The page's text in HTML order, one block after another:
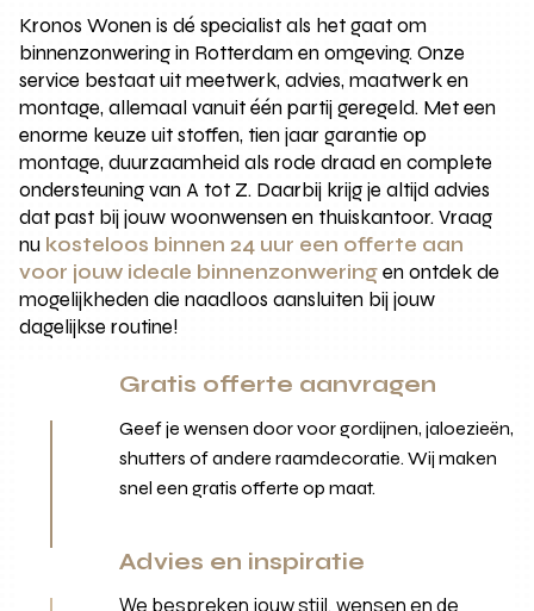
Kronos Wonen is dé specialist als het gaat om
binnenzonwering in Rotterdam en omgeving. Onze
service bestaat uit meetwerk, advies, maatwerk en
montage, allemaal vanuit één partij geregeld. Met een
enorme keuze uit stoffen, tien jaar garantie op
montage, duurzaamheid als rode draad en complete
ondersteuning van A tot Z. Daarbij krijg je altijd advies
dat past bij jouw woonwensen en thuiskantoor. Vraag
nu kosteloos binnen 24 uur een offerte aan
voor jouw ideale binnenzonweringen ontdek de
mogelijkheden die naadloos aansluiten bij jouw
dagelijkse routine!
Gratis offerte aanvragen
Geef je wensen door voor gordijnen, jaloezieën,
shutters of andere raamdecoratie. Wij maken
snel een gratis offerte op maat.
Advies en inspiratie
We bespreken jouw stijl, wensen en de